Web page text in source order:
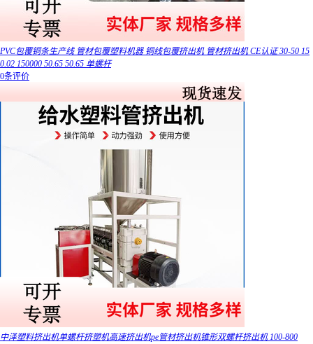
PVC包覆铜条生产线 管材包覆塑料机器 铜线包覆挤出机 管材挤出机 CE认证 30-50 15
0.02 150000 50.65 50.65 单螺杆
0条评价
中泽塑料挤出机单螺杆挤塑机高速挤出机pe管材挤出机锥形双螺杆挤出机 100-800